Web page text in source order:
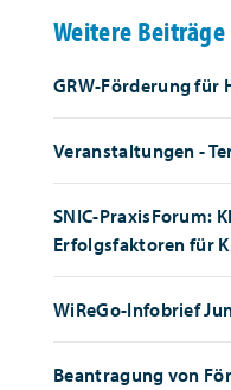
Weitere Beiträge
GRW-Förderung für
Veranstaltungen -
SNIC-PraxisForum:
Erfolgsfaktoren für
WiReGo-Infobrief
Beantragung von